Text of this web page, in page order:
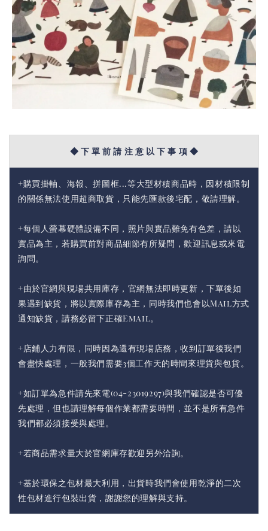
◆ 下 單 前 請 注 意 以 下 事 項 ◆
+購買掛軸、海報、拼圖框...等大型材積商品時，因材積限制
的關係無法使用超商取貨，只能先匯款後宅配，敬請理解。
+每個人螢幕硬體設備不同，照片與實品難免有色差，請以
實品為主，若購買前對商品細節有所疑問，歡迎訊息或來電
詢問。
+由於官網與現場共用庫存，官網無法即時更新，下單後如
果遇到缺貨，將以實際庫存為主，同時我們也會以Mail方式
通知缺貨，請務必留下正確Email。
+店鋪人力有限，同時因為還有現場店務，收到訂單後我們
會盡快處理，一般我們需要3個工作天的時間來理貨與包貨。
+如訂單為急件請先來電(04-23019297)與我們確認是否可優
先處理，但也請理解每個作業都需要時間，並不是所有急件
我們都必須接受與處理。
+若商品需求量大於官網庫存歡迎另外洽詢。
+基於環保之包材最大利用，出貨時我們會使用乾淨的二次
性包材進行包裝出貨，謝謝您的理解與支持。